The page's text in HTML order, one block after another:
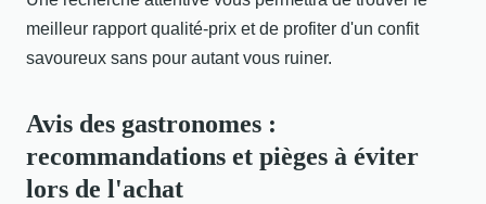
meilleur rapport qualité-prix et de profiter d'un confit
savoureux sans pour autant vous ruiner.
Avis des gastronomes :
recommandations et pièges à éviter
lors de l'achat